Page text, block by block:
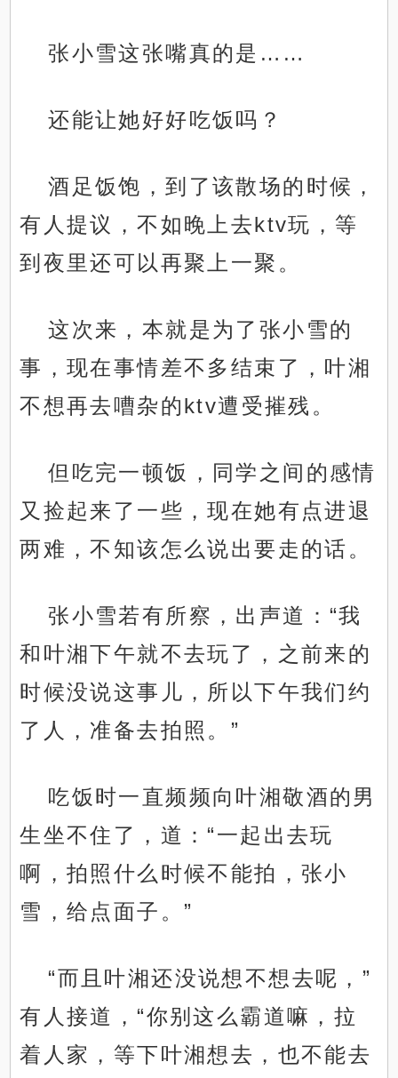
张小雪这张嘴真的是……
还能让她好好吃饭吗？
酒足饭饱，到了该散场的时候，
有人提议，不如晚上去ktv玩，等
到夜里还可以再聚上一聚。
这次来，本就是为了张小雪的
事，现在事情差不多结束了，叶湘
不想再去嘈杂的ktv遭受摧残。
但吃完一顿饭，同学之间的感情
又捡起来了一些，现在她有点进退
两难，不知该怎么说出要走的话。
张小雪若有所察，出声道：“我
和叶湘下午就不去玩了，之前来的
时候没说这事儿，所以下午我们约
了人，准备去拍照。”
吃饭时一直频频向叶湘敬酒的男
生坐不住了，道：“一起出去玩
啊，拍照什么时候不能拍，张小
雪，给点面子。”
“而且叶湘还没说想不想去呢，”
有人接道，“你别这么霸道嘛，拉
着人家，等下叶湘想去，也不能去